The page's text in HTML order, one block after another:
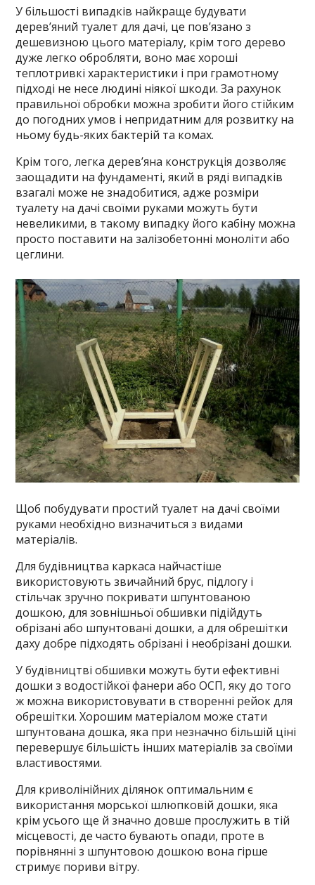
У більшості випадків найкраще будувати
дерев’яний туалет для дачі, це пов’язано з
дешевизною цього матеріалу, крім того дерево
дуже легко обробляти, воно має хороші
теплотривкі характеристики і при грамотному
підході не несе людині ніякої шкоди. За рахунок
правильної обробки можна зробити його стійким
до погодних умов і непридатним для розвитку на
ньому будь-яких бактерій та комах.
Крім того, легка дерев’яна конструкція дозволяє
заощадити на фундаменті, який в ряді випадків
взагалі може не знадобитися, адже розміри
туалету на дачі своїми руками можуть бути
невеликими, в такому випадку його кабіну можна
просто поставити на залізобетонні моноліти або
цеглини.
Щоб побудувати простий туалет на дачі своїми
руками необхідно визначиться з видами
матеріалів.
Для будівництва каркаса найчастіше
використовують звичайний брус, підлогу і
стільчак зручно покривати шпунтованою
дошкою, для зовнішньої обшивки підійдуть
обрізані або шпунтовані дошки, а для обрешітки
даху добре підходять обрізані і необрізані дошки.
У будівництві обшивки можуть бути ефективні
дошки з водостійкої фанери або ОСП, яку до того
ж можна використовувати в створенні рейок для
обрешітки. Хорошим матеріалом може стати
шпунтована дошка, яка при незначно більшій ціні
перевершує більшість інших матеріалів за своїми
властивостями.
Для криволінійних ділянок оптимальним є
використання морської шлюпковій дошки, яка
крім усього ще й значно довше прослужить в тій
місцевості, де часто бувають опади, проте в
порівнянні з шпунтовою дошкою вона гірше
стримує пориви вітру.